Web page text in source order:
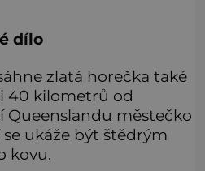
dílo
zlatá horečka také
40 kilometrů od
městečko
ukáže být štědrým
kovu.